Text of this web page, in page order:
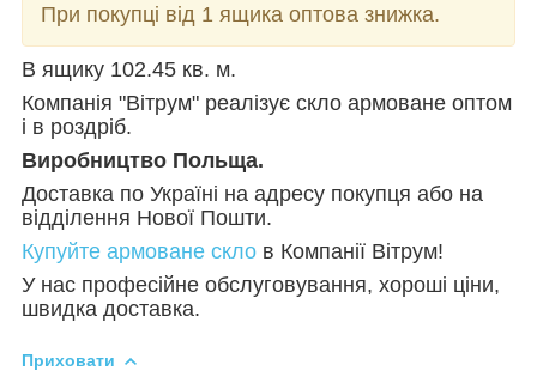
При покупці від 1 ящика оптова знижка.
В ящику 102.45 кв. м.
Компанія "Вітрум" реалізує скло армоване оптом
і в роздріб.
Виробництво Польща.
Доставка по Україні на адресу покупця або на
відділення Нової Пошти.
Купуйте армоване скло в Компанії Вітрум!
У нас професійне обслуговування, хороші ціни,
швидка доставка.
Приховати